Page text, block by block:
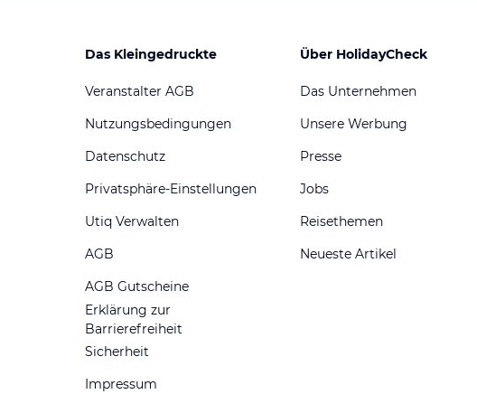
Das Kleingedruckte
Veranstalter AGB
Nutzungsbedingungen
Datenschutz
Privatsphäre-Einstellungen
Utiq Verwalten
AGB
AGB Gutscheine
Erklärung zur
Barrierefreiheit
Sicherheit
Impressum
Über HolidayCheck
Das Unternehmen
Unsere Werbung
Presse
Jobs
Reisethemen
Neueste Artikel